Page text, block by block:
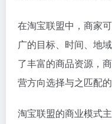
在淘宝联盟中，商家
广的目标、时间、地
了丰富的商品资源，
营方向选择与之匹配
淘宝联盟的商业模式